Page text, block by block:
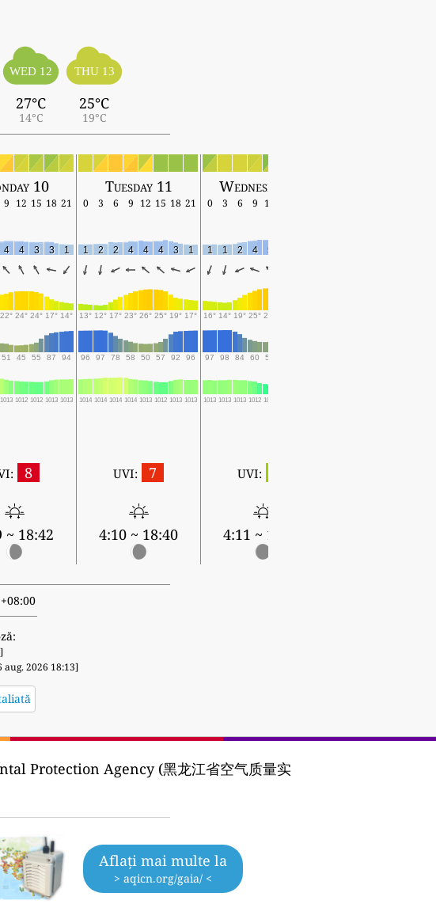
WED 12
27°C
14°C
THU 13
25°C
19°C
10 Tuesday 11 Wednesday 12
9 12 15 18 21 0 3 6 9 12 15 18 21 0 3 6 9 12
4 4 3 3 1 1 2 2 4 4 4 3 1 1 1 2 4 5
22° 24° 24° 17° 14° 13° 12° 17° 23° 26° 25° 19° 17° 16° 14° 19° 25° 27°
51 45 55 87 94 96 97 78 58 50 57 92 96 97 98 84 60 57
1013 1012 1012 1013 1013 1014 1014 1014 1014 1013 1012 1013 1013 1013 1013 1013 1012 1011
8
~ 18:42
UVI: 7
4:10 ~ 18:40
UVI:
4:11 ~ 18:38
aug. 2026 18:13]
Protection Agency (黑龙江省空气质量实
Aflați mai multe la
> aqicn.org/gaia/ <